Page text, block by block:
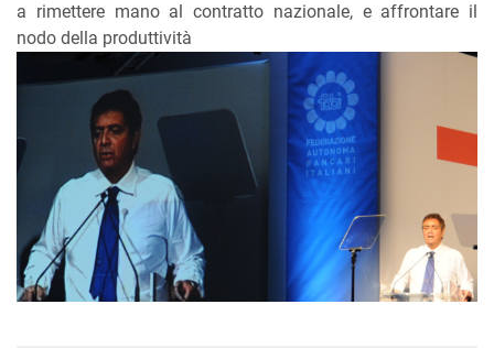
a rimettere mano al contratto nazionale, e affrontare il
nodo della produttività